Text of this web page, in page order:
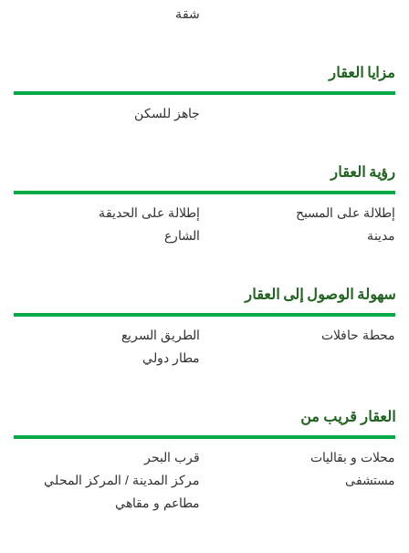
شقة
مزايا العقار
جاهز للسكن
رؤية العقار
إطلالة على الحديقة
إطلالة على المسبح
الشارع
مدينة
سهولة الوصول إلى العقار
الطريق السريع
محطة حافلات
مطار دولي
العقار قريب من
قرب البحر
محلات و بقاليات
مركز المدينة / المركز المحلي
مستشفى
مطاعم و مقاهي